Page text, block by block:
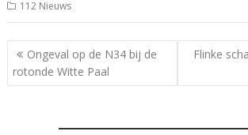
112 Nieuws
Bericht
navigatie
Ongeval op de N34 bij de
rotonde Witte Paal
Flinke